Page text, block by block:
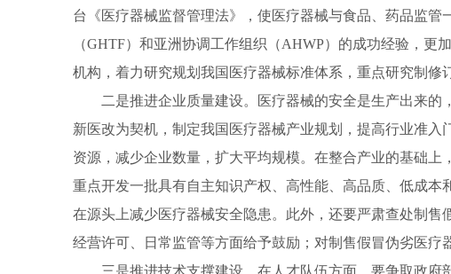
台《医疗器械监督管理法》，使医疗器械与食品、药品监
（GHTF）和亚洲协调工作组织（AHWP）的成功经验，
机构，着力研究规划我国医疗器械标准体系，重点研究制修
二是推进企业质量建设。医疗器械的安全是生产出来的
新医改为契机，制定我国医疗器械产业规划，提高行业准
资源，减少企业数量，扩大平均规模。在整合产业的基础
重点开发一批具有自主知识产权、高性能、高品质、低成
在源头上减少医疗器械安全隐患。此外，还要严肃查处制售
经营许可、日常监管等方面给予鼓励；对制售假冒伪劣医疗
三是推进技术支撑建设。在人才队伍方面，要争取政府